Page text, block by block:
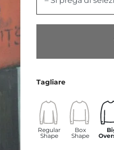
Tagliare
Regular
Shape
Box
Shape